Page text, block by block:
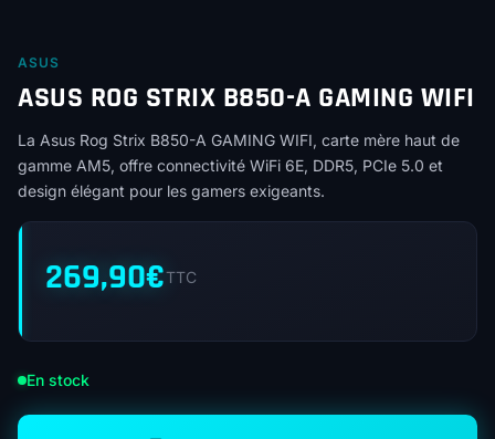
ASUS
ASUS ROG STRIX B850-A GAMING WIFI
La Asus Rog Strix B850-A GAMING WIFI, carte mère haut de
gamme AM5, offre connectivité WiFi 6E, DDR5, PCIe 5.0 et
design élégant pour les gamers exigeants.
269,90€TTC
En stock